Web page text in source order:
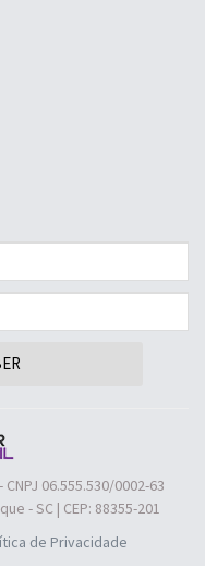
06.555.530/0002-63
- SC | CEP: 88355-201
de Privacidade